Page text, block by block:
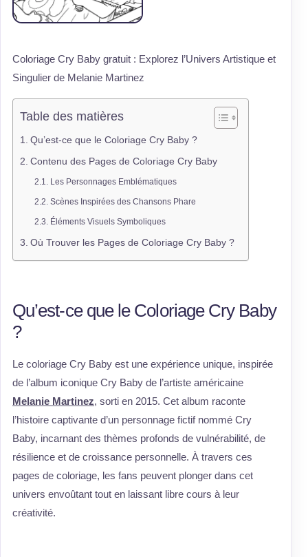
Coloriage Cry Baby gratuit : Explorez l’Univers Artistique et
Singulier de Melanie Martinez
Table des matières
Qu’est-ce que le Coloriage Cry Baby ?
Contenu des Pages de Coloriage Cry Baby
Les Personnages Emblématiques
Scènes Inspirées des Chansons Phare
Éléments Visuels Symboliques
Où Trouver les Pages de Coloriage Cry Baby ?
Qu’est-ce que le Coloriage Cry Baby
?
Le coloriage Cry Baby est une expérience unique, inspirée
de l’album iconique Cry Baby de l’artiste américaine
Melanie Martinez, sorti en 2015. Cet album raconte
l’histoire captivante d’un personnage fictif nommé Cry
Baby, incarnant des thèmes profonds de vulnérabilité, de
résilience et de croissance personnelle. À travers ces
pages de coloriage, les fans peuvent plonger dans cet
univers envoûtant tout en laissant libre cours à leur
créativité.